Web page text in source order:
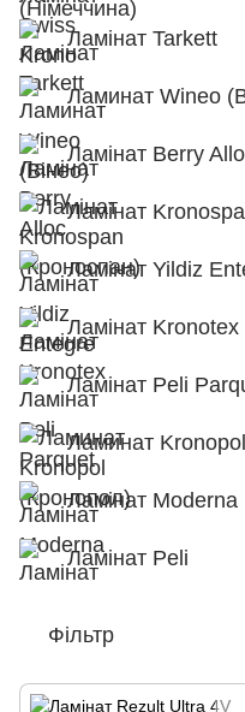
Ламінат Tarkett
Ламинат Wineo
Ламінат Berry
Ламінат
Ламінат Yildiz
Ламінат Kronotex
Ламінат Peli
Ламинат
Ламінат Moderna
Ламінат Peli
Фільтр